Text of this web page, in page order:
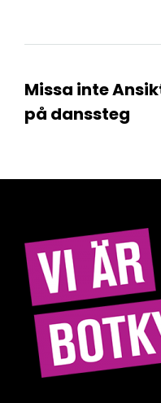
Missa inte
på danssteg